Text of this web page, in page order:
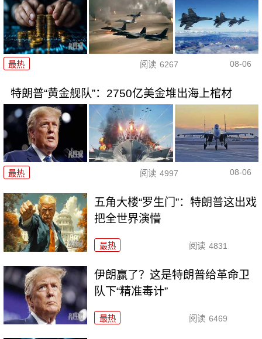
最热 阅读 6267 08-06
特朗普“黄金舰队”：2750亿美金堆出海上棺材
最热 阅读 4997 08-06
五角大楼“罗生门”：特朗普这出戏
把全世界演懵
最热 阅读 4831
伊朗赢了？这是特朗普给革命卫
队下“精准毒计”
最热 阅读 6469